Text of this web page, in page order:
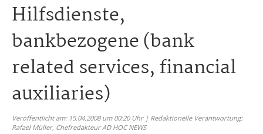
Hilfsdienste,
bankbezogene (bank
related services, financial
auxiliaries)
Veröffentlicht am: 15.04.2008 um 00:20 Uhr | Redaktionelle Verantwortung:
Rafael Müller, Chefredakteur AD HOC NEWS